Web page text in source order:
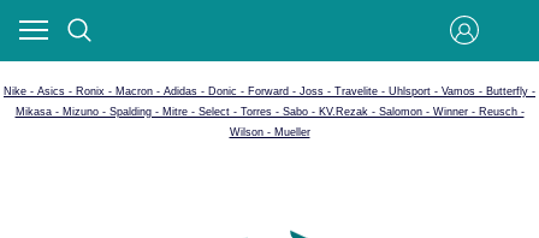
Nike - Asics - Ronix - Macron - Adidas - Donic - Forward - Joss - Travelite - Uhlsport - Vamos - Butterfly -
Mikasa - Mizuno - Spalding - Mitre - Select - Torres - Sabo - KV.Rezak - Salomon - Winner - Reusch -
Wilson - Mueller